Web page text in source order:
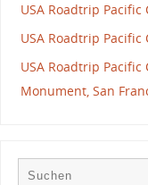
USA Roadtrip Pacific
USA Roadtrip Pacific
USA Roadtrip
Monument, San